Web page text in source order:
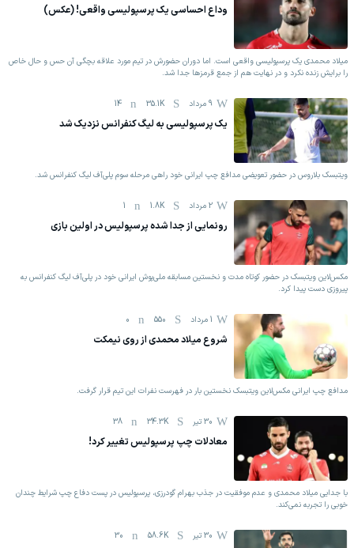
وداع احساسی یک پرسپولیسی واقعی! (عکس)
میلاد محمدی یک پرسپولیسی واقعی است. اما دوران حضورش در تیم مورد علاقه بچگی آن حس و حال خاص
را برایش زنده نکرد و در نهایت هم از جمع قرمزها جدا شد.
9 مرداد 35.1K
14
یک پرسپولیسی به لیگ کنفرانس نزدیک شد
ویتبسک بلاروس در حضور تعویضی مدافع چپ ایرانی خود راهی مرحله سوم پلی‌آف لیگ کنفرانس شد.
2 مرداد 1.8K
1
رونمایی از جدا شده پرسپولیس در اولین بازی
مکس‌لاین ویتبسک در حضور کوتاه مدت و نخستین مسابقه ملی‌پوش ایرانی خود در پلی‌آف لیگ کنفرانس به
پیروزی دست پیدا کرد.
1 مرداد 550
0
شروع میلاد محمدی از روی نیمکت
مدافع چپ ایرانی مکس‌لاین ویتبسک نخستین بار در فهرست نفرات این تیم قرار گرفت.
30 تیر 34.3K
38
معادلات چپ پرسپولیس تغییر کرد!
با جدایی میلاد محمدی و عدم موفقیت در جذب بهرام گودرزی، پرسپولیس در پست دفاع چپ شرایط چندان
خوبی را تجربه نمی‌کند.
30 تیر 58.6K
30